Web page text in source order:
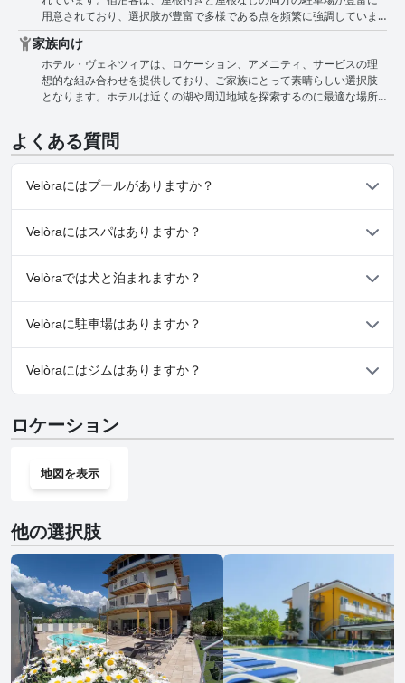
スタッフを絶賛しています。 全体として、ホテル・ヴェネツィアは、
手入れの行き届いた施設と優れた清潔さの基準で強い印象を与え、清
潔で快適な滞在を求める旅行者にとって信頼できる選択肢となってい
ます。
及されます。 全体として、ホテル・ヴェネツィアのスタッフは、その
素晴らしい親切さと卓越したサービスで高く評価されており、このホ
テルは快適で魅力的な滞在先となっています。
所となっています。宿泊料金にスイミングプールが含まれていること
も、肯定的な側面として指摘されています。プールは、ホテルの優れ
たロケーションと清潔な設備と並んで頻繁に言及され、全体的な魅力
を高めています。 プールの魅力にもかかわらず、いくつかのレビュー
では、滞在中がシーズンオフだったと指摘されています。しかし、プ
ールを楽しんだ人々は、混雑しておらず、ホテル内に平和な隠れ家を
ールは、美しく、穏やかで、手入れの行き届いた環境を提供し、ゲス
トがくつろげる主要な特徴として際立っています。
用意されており、選択肢が豊富で多様である点を頻繁に強調していま
す。ホテルは、建物のすぐ隣と正面に無料駐車場を提供しており、
車、オートバイ、またはトレーラーで旅行する人にとって非常にアク
セスしやすいです。 電気自動車の充電ポイント付きのスペースを含
む、専用駐車場の提供も高く評価されています。手入れの行き届いた
清潔な駐車場エリアは、全体的な利便性を高めています。さらに、宿
ションにも注目しており、これが魅力をさらに高めています。部屋数
に比べて比較的スペースが少ないというコメントがいくつかあります
が、全体的な意見としては、駐車場はホテル・ヴェネツィアの大きな
資産であり、スイミングプールなどの追加の特典によって補完されて
います。
家族向け
ホテル・ヴェネツィアは、ロケーション、アメニティ、サービスの理
想的な組み合わせを提供しており、ご家族にとって素晴らしい選択肢
となります。ホテルは近くの湖や周辺地域を探索するのに最適な場所
め、スタッフは親切で協力的であり、快適な滞在をお約束します。 朝
は、コーヒー、フルーツジュース、ペストリーで手軽な朝食を済ませ
てから出かけることができます。客室は広々としていますが、特に朝
食テラスは改装されるとさらに良くなるでしょう。それにもかかわら
ず、ホリデーアパートメントの設備とホテルサービスの組み合わせ
は、ご家族にとっての利便性を高めます。 全体として、ホテル・ヴェ
ネツィアの最高のロケーションと思いやりのあるアメニティは、湖畔
での週末旅行を楽しみたいご家族にとって、満足のいく体験に貢献し
ています。
よくある質問
Velòraにはプールがありますか？
はい、Velòraには、以下のカテゴリーの１つ以上に属するプール
があります： 屋外プール
Velòraにはスパはありますか？
いいえ、Velòraではスパはご利用いただけません。
Velòraでは犬と泊まれますか？
はい、Velòraは犬を歓迎します。
Velòraに駐車場はありますか？
はい、Velòraでは駐車場をご利用いただけます。
Velòraにはジムはありますか？
ロケーション
地図を表示
他の選択肢